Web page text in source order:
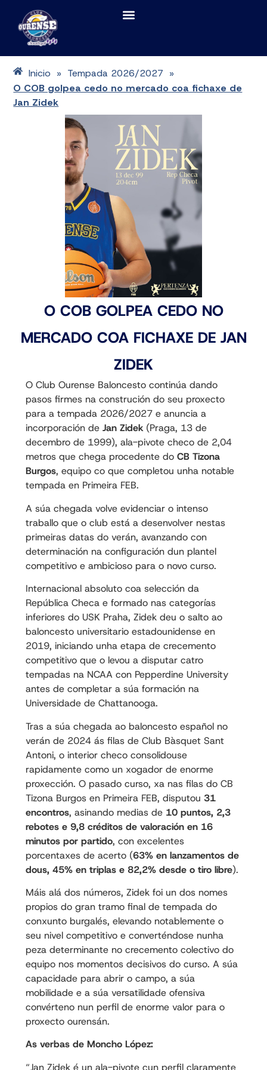
Inicio » Tempada 2026/2027 »
O COB golpea cedo no mercado coa fichaxe de
Jan Zidek
O COB GOLPEA CEDO NO
MERCADO COA FICHAXE DE JAN
ZIDEK
O Club Ourense Baloncesto continúa dando
pasos firmes na construción do seu proxecto
para a tempada 2026/2027 e anuncia a
incorporación de Jan Zidek(Praga, 13 de
decembro de 1999), ala-pivote checo de 2,04
metros que chega procedente do CB Tizona
Burgos, equipo co que completou unha notable
tempada en Primeira FEB.
A súa chegada volve evidenciar o intenso
traballo que o club está a desenvolver nestas
primeiras datas do verán, avanzando con
determinación na configuración dun plantel
competitivo e ambicioso para o novo curso.
Internacional absoluto coa selección da
República Checa e formado nas categorías
inferiores do USK Praha, Zidek deu o salto ao
baloncesto universitario estadounidense en
2019, iniciando unha etapa de crecemento
competitivo que o levou a disputar catro
tempadas na NCAA con Pepperdine University
antes de completar a súa formación na
Universidade de Chattanooga.
Tras a súa chegada ao baloncesto español no
verán de 2024 ás filas de Club Bàsquet Sant
Antoni, o interior checo consolidouse
rapidamente como un xogador de enorme
proxección. O pasado curso, xa nas filas do CB
Tizona Burgos en Primeira FEB, disputou 31
encontros, asinando medias de 10 puntos, 2,3
rebotes e 9,8 créditos de valoración en 16
minutos por partido, con excelentes
porcentaxes de acerto (63% en lanzamentos de
dous, 45% en triplas e 82,2% desde o tiro libre).
Máis alá dos números, Zidek foi un dos nomes
propios do gran tramo final de tempada do
conxunto burgalés, elevando notablemente o
seu nivel competitivo e converténdose nunha
peza determinante no crecemento colectivo do
equipo nos momentos decisivos do curso. A súa
capacidade para abrir o campo, a súa
mobilidade e a súa versatilidade ofensiva
convérteno nun perfil de enorme valor para o
proxecto ourensán.
As verbas de Moncho López:
“Jan Zidek é un ala-pivote cun perfil claramente